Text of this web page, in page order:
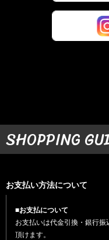
SHOPPING
お支払い方法について
■お支払について
お支払いは代金引換・銀行
頂けます。